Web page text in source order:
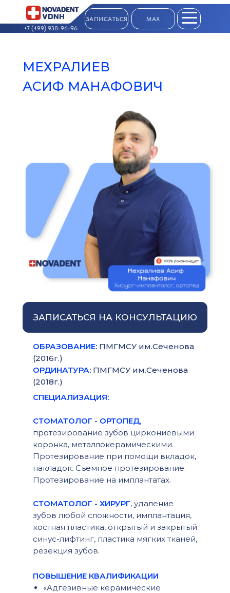
ЗАПИСАТЬСЯ
MAX
+7 (499) 938-96-96
Zero
create your own
block from scratch
ОБРАЗОВАНИЕ: ПМГМСУ им.Сеченова
(2016г.)
ОРДИНАТУРА: ПМГМСУ им.Сеченова
(2018г.)
СПЕЦИАЛИЗАЦИЯ:
СТОМАТОЛОГ - ОРТОПЕД,
протезирование зубов циркониевыми
коронка, металлокерамическими.
Протезирование при помощи вкладок,
накладок. Съемное протезирование.
Протезирование на имплантатах.
СТОМАТОЛОГ - ХИРУРГ, удаление
зубов любой сложности, имплантация,
костная пластика, открытый и закрытый
синус-лифтинг, пластика мягких тканей,
резекция зубов.
ПОВЫШЕНИЕ КВАЛИФИКАЦИИ
«Адгезивные керамические
ЗАПИСАТЬСЯ НА КОНСУЛЬТАЦИЮ
МЕХРАЛИЕВ
АСИФ МАНАФОВИЧ